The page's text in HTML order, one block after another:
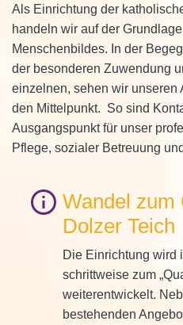
Als Einrichtung der
handeln wir auf der
Menschenbildes. In der
der besonderen Zuwendung
einzelnen, sehen wir unseren
den Mittelpunkt. So sind
Ausgangspunkt für unser
Pflege, sozialer Betreuung
Wandel zum
Dolzer Teich
Die Einrichtung wird
schrittweise zum
weiterentwickelt.
bestehenden